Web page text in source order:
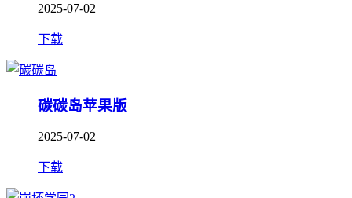
2025-07-02
下载
碳碳岛苹果版
2025-07-02
下载